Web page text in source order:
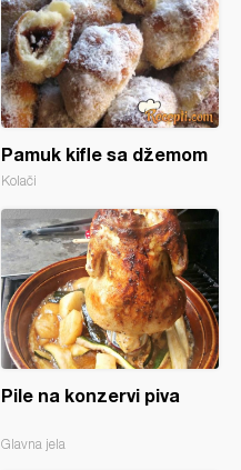
Pamuk kifle sa džemom
Kolači
Pile na konzervi piva
Glavna jela